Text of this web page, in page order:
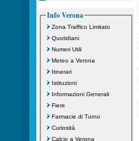
Info Verona
Zona Traffico Limitato
Quotidiani
Numeri Utili
Meteo a Verona
Itinerari
Istituzioni
Informazioni Generali
Fiere
Farmacie di Turno
Curiosità
Calcio a Verona